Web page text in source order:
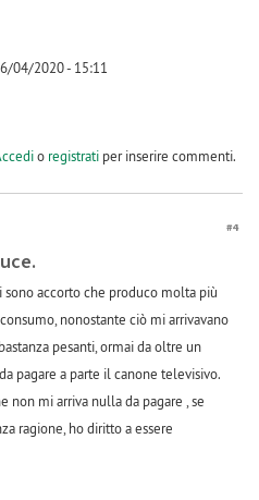
04/2020 - 15:11
o registratiper inserire commenti.
#4
sono accorto che produco molta più
nonostante ciò mi arrivavano
pesanti, ormai da oltre un
pagare a parte il canone televisivo.
non mi arriva nulla da pagare , se
ragione, ho diritto a essere